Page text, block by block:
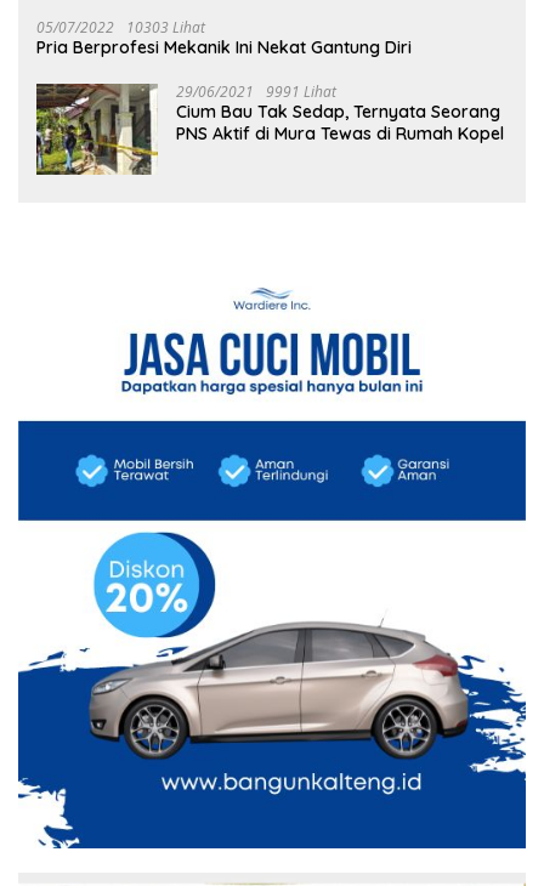
05/07/2022 10303 Lihat
Pria Berprofesi Mekanik Ini Nekat Gantung Diri
29/06/2021 9991 Lihat
Cium Bau Tak Sedap, Ternyata Seorang
PNS Aktif di Mura Tewas di Rumah Kopel